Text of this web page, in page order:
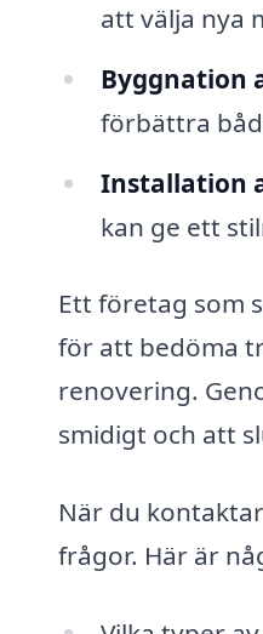
att välja nya
Byggnation
förbättra
Installation
kan ge ett
Ett företag som
för att bedöma
renovering.
smidigt och att
När du
frågor. Här är